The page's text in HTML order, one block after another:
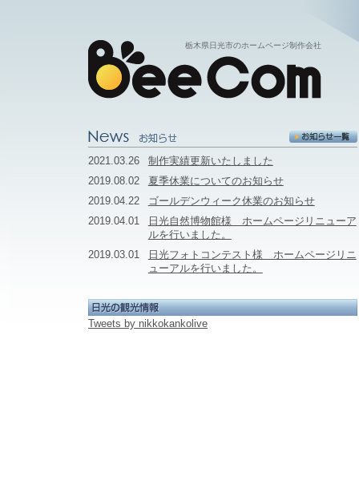
栃木県日光市のホームページ制作会社
2021.03.26
制作実績更新いたしました
2019.08.02
夏季休業についてのお知らせ
2019.04.22
ゴールデンウィーク休業のお知らせ
2019.04.01
日光自然博物館様 ホームページリニューア
ルを行いました。
2019.03.01
日光フォトコンテスト様 ホームページリニ
ューアルを行いました。
Tweets by nikkokankolive